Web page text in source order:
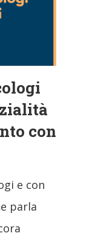
con
e con
parla